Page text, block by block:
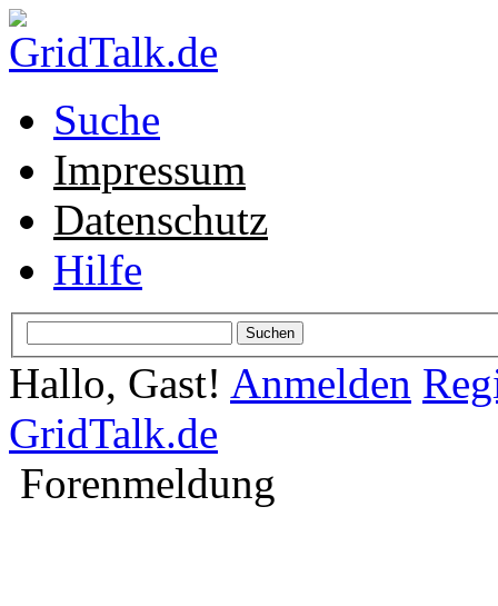
Suche
Impressum
Datenschutz
Hilfe
Hallo, Gast! Anmelden
GridTalk.de
Forenmeldung